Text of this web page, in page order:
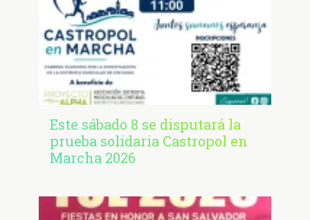
Este sábado 8 se disputará la
prueba solidaria Castropol en
Marcha 2026